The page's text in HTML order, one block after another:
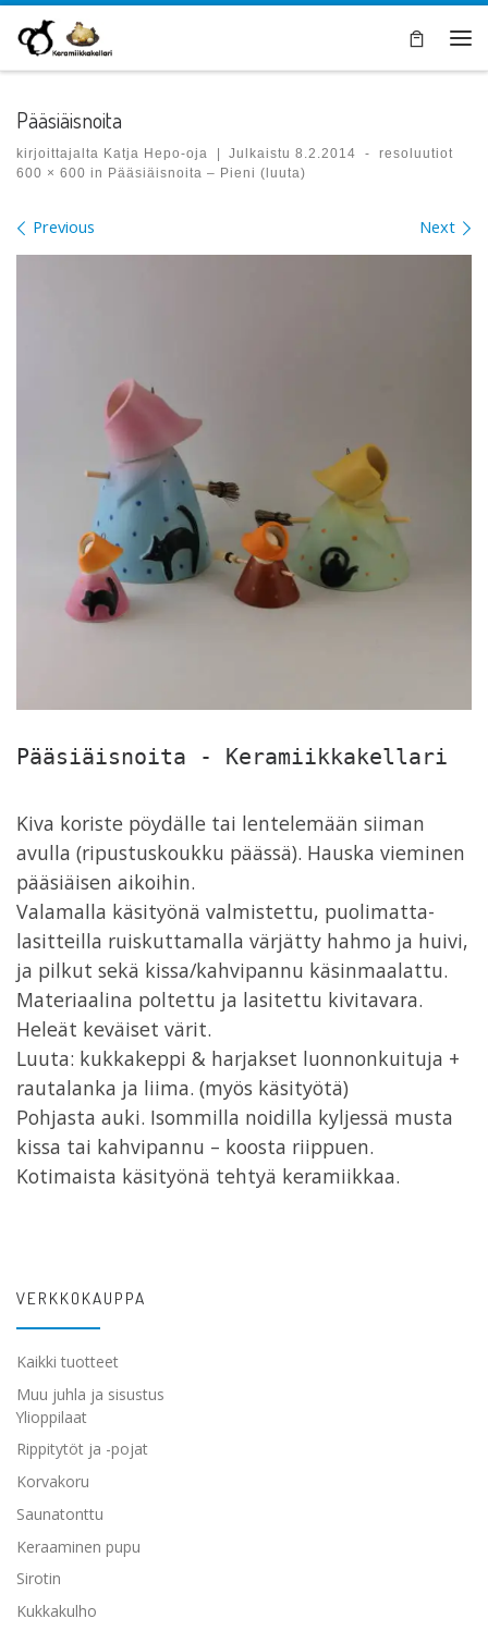
Skip to content
Pääsiäisnoita
kirjoittajalta Katja Hepo-oja | Julkaistu8.2.2014 -
resoluutiot
600 × 600 in Pääsiäisnoita – Pieni (luuta)
Images navigation
Previous Next
Pääsiäisnoita - Keramiikkakellari
Kiva koriste pöydälle tai lentelemään siiman
avulla (ripustuskoukku päässä). Hauska vieminen
pääsiäisen aikoihin.
Valamalla käsityönä valmistettu, puolimatta-
lasitteilla ruiskuttamalla värjätty hahmo ja huivi,
ja pilkut sekä kissa/kahvipannu käsinmaalattu.
Materiaalina poltettu ja lasitettu kivitavara.
Heleät keväiset värit.
Luuta: kukkakeppi & harjakset luonnonkuituja +
rautalanka ja liima. (myös käsityötä)
Pohjasta auki. Isommilla noidilla kyljessä musta
kissa tai kahvipannu – koosta riippuen.
Kotimaista käsityönä tehtyä keramiikkaa.
VERKKOKAUPPA
Kaikki tuotteet
Muu juhla ja sisustus
Ylioppilaat
Rippitytöt ja -pojat
Korvakoru
Saunatonttu
Keraaminen pupu
Sirotin
Kukkakulho